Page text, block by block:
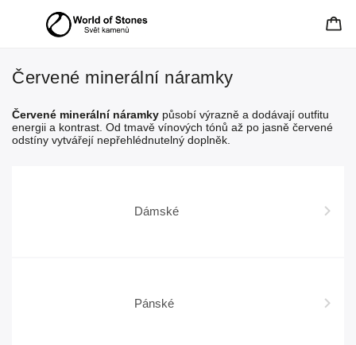
Červené minerální náramky
Červené minerální náramky působí výrazně a dodávají outfitu
energii a kontrast. Od tmavě vínových tónů až po jasně červené
odstíny vytvářejí nepřehlédnutelný doplněk.
Dámské
Pánské